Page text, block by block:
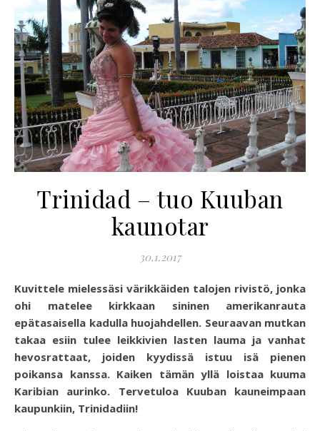
Trinidad – tuo Kuuban
kaunotar
30.1.2017
Kuvittele mielessäsi värikkäiden talojen rivistö, jonka
ohi matelee kirkkaan sininen amerikanrauta
epätasaisella kadulla huojahdellen. Seuraavan mutkan
takaa esiin tulee leikkivien lasten lauma ja vanhat
hevosrattaat, joiden kyydissä istuu isä pienen
poikansa kanssa. Kaiken tämän yllä loistaa kuuma
Karibian aurinko. Tervetuloa Kuuban kauneimpaan
kaupunkiin, Trinidadiin!